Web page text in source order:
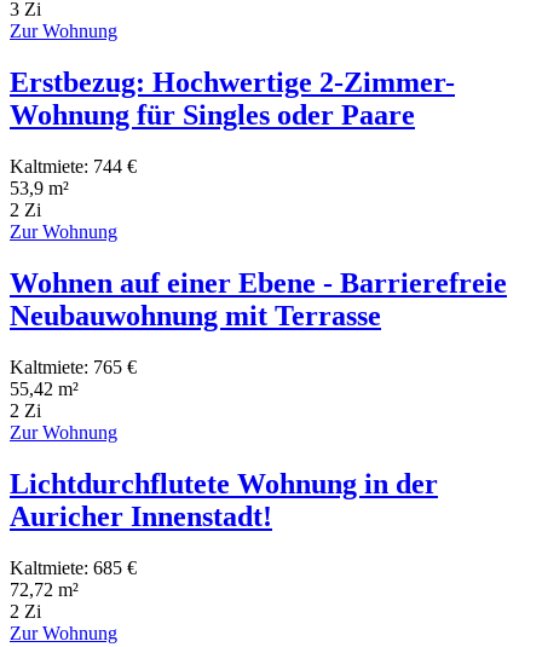
3 Zi
Zur Wohnung
Erstbezug: Hochwertige 2-Zimmer-
Wohnung für Singles oder Paare
Kaltmiete: 744 €
53,9 m²
2 Zi
Zur Wohnung
Wohnen auf einer Ebene - Barrierefreie
Neubauwohnung mit Terrasse
Kaltmiete: 765 €
55,42 m²
2 Zi
Zur Wohnung
Lichtdurchflutete Wohnung in der
Auricher Innenstadt!
Kaltmiete: 685 €
72,72 m²
2 Zi
Zur Wohnung